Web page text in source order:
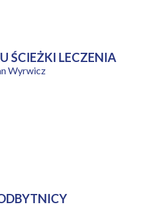
ŚCIEŻKI LECZENIA
Wyrwicz